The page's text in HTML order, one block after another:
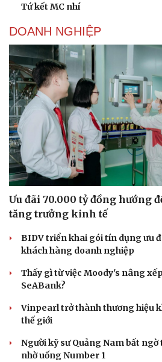
Tứ kết MC nhí
DOANH NGHIỆP
Ưu đãi 70.000 tỷ đồng hướng
tăng trưởng kinh tế
BIDV triển khai gói tín dụng ưu
khách hàng doanh nghiệp
Thấy gì từ việc Moody's nâng
SeABank?
Vinpearl trở thành thương hiệu
thế giới
Người kỹ sư Quảng Nam bất
nhờ uống Number 1